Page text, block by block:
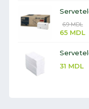
69MDL
65 MDL
31 MDL